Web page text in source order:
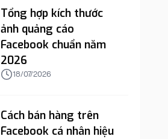
Tổng hợp kích thước
ảnh quảng cáo
Facebook chuẩn năm
2026
18/07/2026
Cách bán hàng trên
Facebook cá nhân hiệu